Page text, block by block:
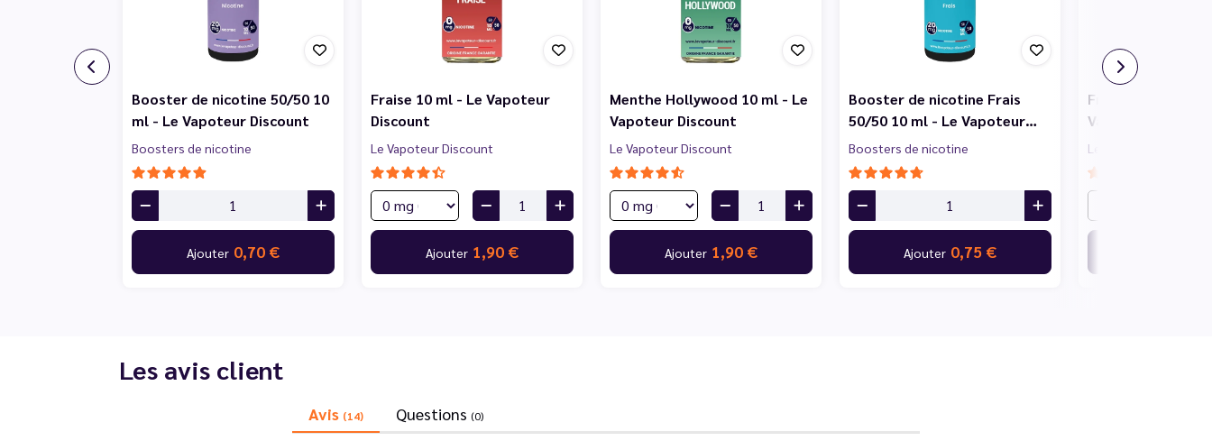
Booster de nicotine 50/50 10
ml - Le Vapoteur Discount
Boosters de nicotine
Ajouter 0,70 €
Fraise 10 ml - Le Vapoteur
Discount
Le Vapoteur Discount
Ajouter 1,90 €
Menthe Hollywood 10 ml - Le
Vapoteur Discount
Le Vapoteur Discount
Ajouter 1,90 €
Booster de nicotine Frais
50/50 10 ml - Le Vapoteur…
Boosters de nicotine
Ajouter 0,75 €
Framboise 10 ml
Vapoteur
Le Vapoteur Discount
Les avis client
Avis (14) Questions (0)